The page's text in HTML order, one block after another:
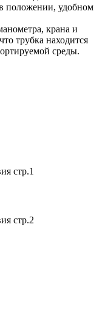
положении, удобном
крана и
трубка находится
среды.
стр.1
стр.2